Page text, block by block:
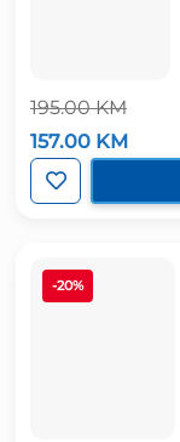
195.00KM
Izvorna
cijena
bila
je:
157.00 KM
-20%